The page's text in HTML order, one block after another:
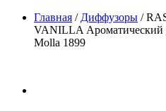
Главная / Диффузоры /
VANILLA Ароматический
Molla 1899